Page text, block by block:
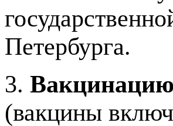
Петербурга.
3.
(вакцины